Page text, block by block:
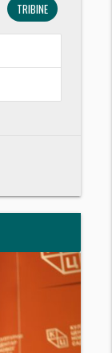
TRIBINE